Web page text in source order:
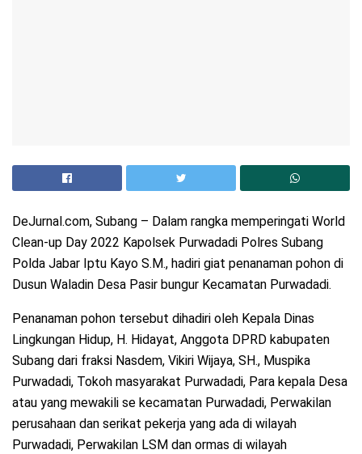
DeJurnal.com, Subang – Dalam rangka memperingati World
Clean-up Day 2022 Kapolsek Purwadadi Polres Subang
Polda Jabar Iptu Kayo S.M., hadiri giat penanaman pohon di
Dusun Waladin Desa Pasir bungur Kecamatan Purwadadi.
Penanaman pohon tersebut dihadiri oleh Kepala Dinas
Lingkungan Hidup, H. Hidayat, Anggota DPRD kabupaten
Subang dari fraksi Nasdem, Vikiri Wijaya, SH., Muspika
Purwadadi, Tokoh masyarakat Purwadadi, Para kepala Desa
atau yang mewakili se kecamatan Purwadadi, Perwakilan
perusahaan dan serikat pekerja yang ada di wilayah
Purwadadi, Perwakilan LSM dan ormas di wilayah